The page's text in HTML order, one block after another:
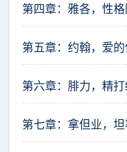
第四章：雅各，性
第五章：约翰，爱
第六章：腓力，精
第七章：拿但业，